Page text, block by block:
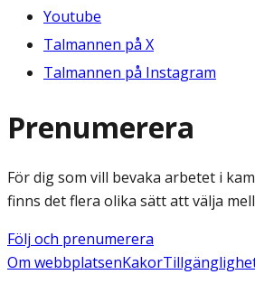
Youtube
Talmannen på X
Talmannen på Instagram
Prenumerera
För dig som vill bevaka arbetet i
finns det flera olika sätt att välja
Följ och prenumerera
Om webbplatsenKakor